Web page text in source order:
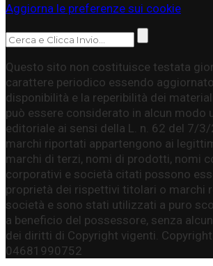
Aggiorna le preferenze sui cookie
Questo sito non costituisce testata
carattere periodico essendo
disponibilità e la reperibilità dei
può essere considerato in alcun modo
editoriale ai sensi della L. n. 62 del 7/
marchi riportati appartengono ai
marchi di terzi, nomi di prodotti, nomi
corporativi e società citati possono
proprietà dei rispettivi titolari o marchi
società e sono stati utilizzati a puro
a beneficio del possessore, senza
dei diritti di Copyright vigenti. Copyright
04681990752